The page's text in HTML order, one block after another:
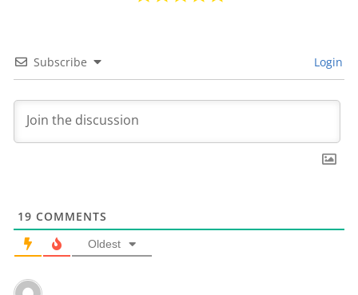
Subscribe Login
19 COMMENTS
Oldest